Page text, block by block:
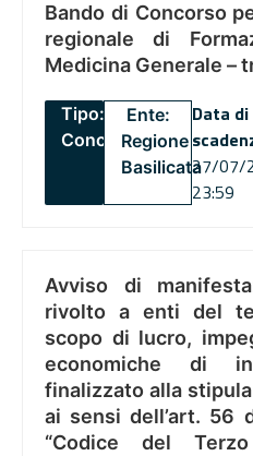
Bando di Concorso
regionale di
Medicina Generale –
Tipo:
Concorsi
Ente:
Regione
Basilicata
Data di
27/07/
23:59
Avviso di
rivolto a enti del
scopo di lucro,
economiche di
finalizzato alla
ai sensi dell’art. 56
“Codice del